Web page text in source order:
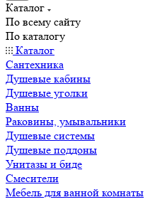
Каталог
По всему сайту
По каталогу
Каталог
Сантехника
Душевые кабины
Душевые уголки
Ванны
Раковины, умывальники
Душевые системы
Душевые поддоны
Унитазы и биде
Смесители
Мебель для ванной комнаты